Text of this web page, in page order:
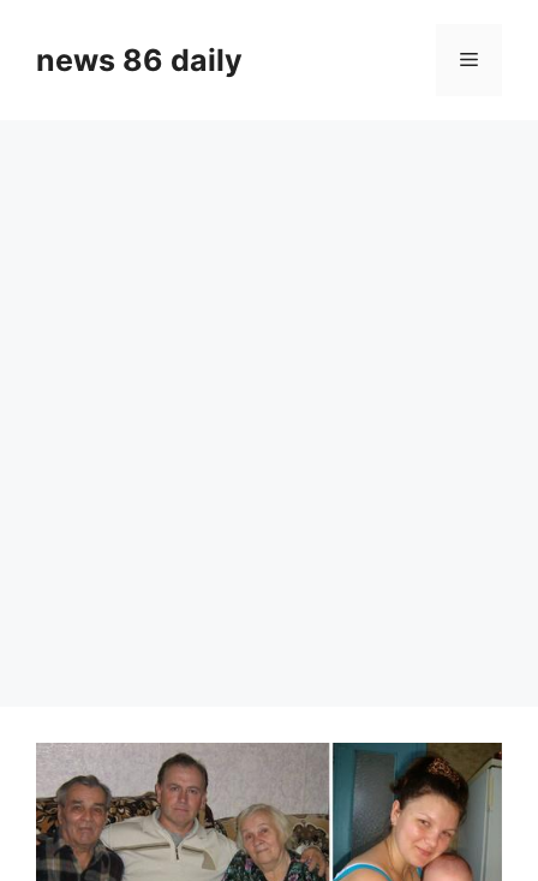
contentnews 86 daily Menu